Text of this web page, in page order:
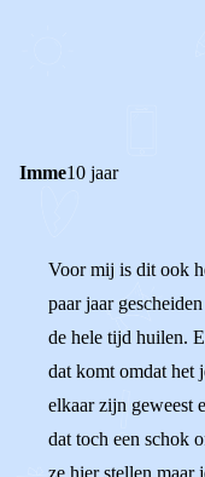
Imme10 jaar
Voor mij is dit ook
paar jaar
de hele tijd huilen.
dat komt omdat het
elkaar zijn geweest
dat toch een schok
ze hier stellen maar